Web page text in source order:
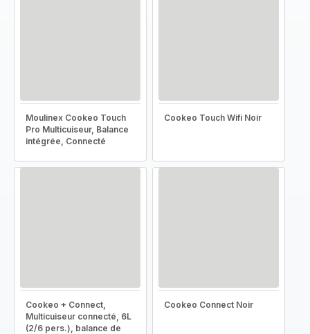
Moulinex Cookeo Touch
Pro Multicuiseur, Balance
intégrée, Connecté
Cookeo Touch Wifi Noir
Cookeo + Connect,
Multicuiseur connecté, 6L
(2/6 pers.), balance de
Cookeo Connect Noir